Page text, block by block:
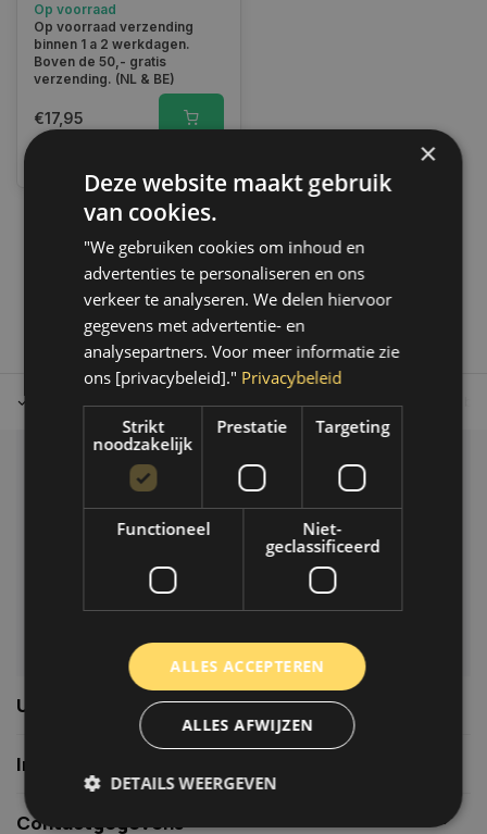
Op voorraad
Op voorraad verzending
binnen 1 a 2 werkdagen.
Boven de 50,- gratis
verzending. (NL & BE)
€17,95
1
Tot 30 dagen retour sturen. Op werkdagen voor 14.00 uur
Klantenservice
Veelgestelde vragen
06-39119169
info@autoklusser.nl
Usefull links
Informatie
Contactgegevens
×
Deze website maakt gebruik
van cookies.
"We gebruiken cookies om inhoud en
advertenties te personaliseren en ons
verkeer te analyseren. We delen hiervoor
gegevens met advertentie- en
analysepartners. Voor meer informatie zie
ons [privacybeleid]." Privacybeleid
Strikt
noodzakelijk
Prestatie Targeting
Functioneel
Niet-
geclassificeerd
ALLES ACCEPTEREN
ALLES AFWIJZEN
DETAILS WEERGEVEN